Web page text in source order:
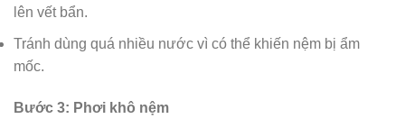
lên vết bẩn.
Tránh dùng quá nhiều nước vì có thể khiến nệm bị ẩm
mốc.
Bước 3: Phơi khô nệm